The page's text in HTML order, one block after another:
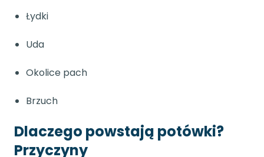
Łydki
Uda
Okolice pach
Brzuch
Dlaczego powstają potówki?
Przyczyny